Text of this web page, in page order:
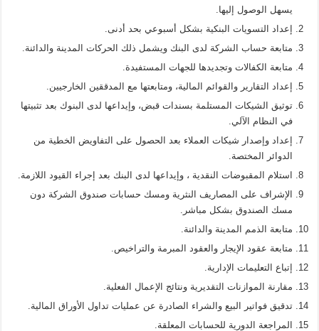
يسهل الوصول إليها.
إعداد التسويات البنكية بشكل أسبوعي بحد أدنى.
متابعة حساب الشركة لدى البنك ويشمل ذلك الحركات المدينة والدائنة.
متابعة الكفالات وتجديدها للجهات المستفيدة.
إعداد التقارير والقوائم المالية، ومتابعتها مع المدققين الخارجيين.
توثيق الشيكات المستلمة بسندات قبض، وإيداعها لدى البنوك بعد تثبيتها
في النظام الآلي.
إعداد وإصدار شيكات العملاء بعد الحصول على التفاويض الخطية من
الدوائر المختصة.
استلام المقبوضات النقدية ، وإيداعها لدى البنك بعد إجراء القيود اللازمة.
الإشراف على المصاريف النثرية ومسك حسابات صندوق الشركة دون
مسك الصندوق بشكل مباشر.
متابعة الذمم المدينة والدائنة.
متابعة عقود الإيجار والعقود المبرمة والتراخيص.
إتباع التعليمات الإدارية.
مقارنة الموازنات التقديرية ونتائج الإعمال الفعلية.
تدقيق فواتير البيع والشراء الصادرة عن عمليات تداول الأوراق المالية.
المراجعة الدورية للحسابات المعلقة.